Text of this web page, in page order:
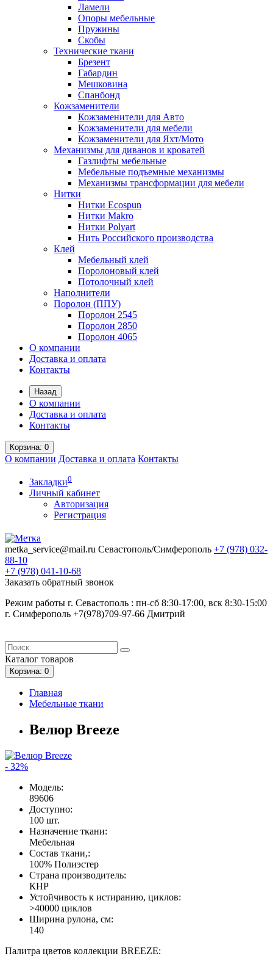
Ламели
Опоры мебельные
Пружины
Скобы
Технические ткани
Брезент
Габардин
Мешковина
Спанбонд
Кожзаменители
Кожзаменители для Авто
Кожзаменители для мебели
Кожзаменители для Яхт/Мото
Механизмы для диванов и кроватей
Газлифты мебельные
Мебельные подъемные механизмы
Механизмы трансформации для мебели
Нитки
Нитки Ecospun
Нитки Makro
Нитки Polyart
Нить Российского производства
Клей
Мебельный клей
Поролоновый клей
Потолочный клей
Наполнители
Поролон (ППУ)
Поролон 2545
Поролон 2850
Поролон 4065
О компании
Доставка и оплата
Контакты
Назад
О компании
Доставка и оплата
Контакты
Корзина: 0
О компании Доставка и оплата Контакты
Закладки0
Личный кабинет
Авторизация
Регистрация
metka_service@mail.ru Севастополь/Симферополь +7 (978) 032-
88-10
+7 (978) 041-10-68
Заказать обратный звонок
Режим работы г. Севастополь : пн-сб 8:30-17:00, вск 8:30-15:00
г. Симферополь +7(978)709-97-66 Дмитрий
Каталог товаров
Корзина: 0
Главная
Мебельные ткани
Велюр Breeze
- 32%
Модель:
89606
Доступно:
100 шт.
Назначение ткани:
Мебельная
Состав ткани,:
100% Полиэстер
Страна производитель:
КНР
Устойчивость к истиранию, циклов:
>40000 циклов
Ширина рулона, см:
140
Палитра цветов коллекции BREEZE: